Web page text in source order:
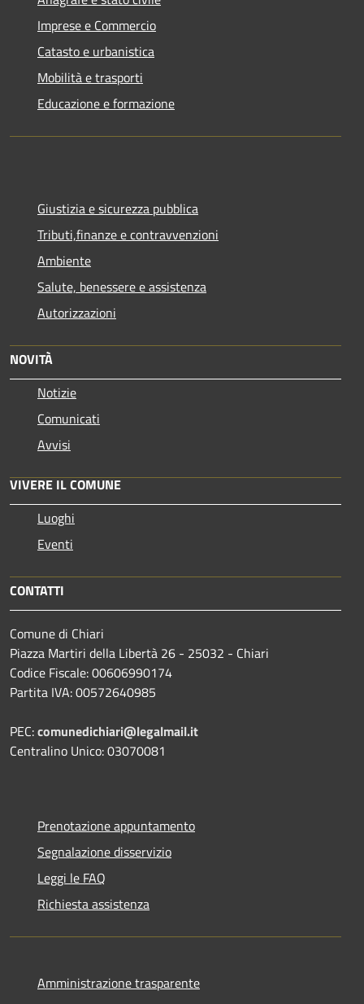
Imprese e Commercio
Catasto e urbanistica
Mobilità e trasporti
Educazione e formazione
Giustizia e sicurezza pubblica
Tributi,finanze e contravvenzioni
Ambiente
Salute, benessere e assistenza
Autorizzazioni
NOVITÀ
Notizie
Comunicati
Avvisi
VIVERE IL COMUNE
Luoghi
Eventi
CONTATTI
Comune di Chiari
Piazza Martiri della Libertà 26 - 25032 - Chiari
Codice Fiscale: 00606990174
Partita IVA: 00572640985
PEC:comunedichiari@legalmail.it
Centralino Unico: 03070081
Prenotazione appuntamento
Segnalazione disservizio
Leggi le FAQ
Richiesta assistenza
Amministrazione trasparente